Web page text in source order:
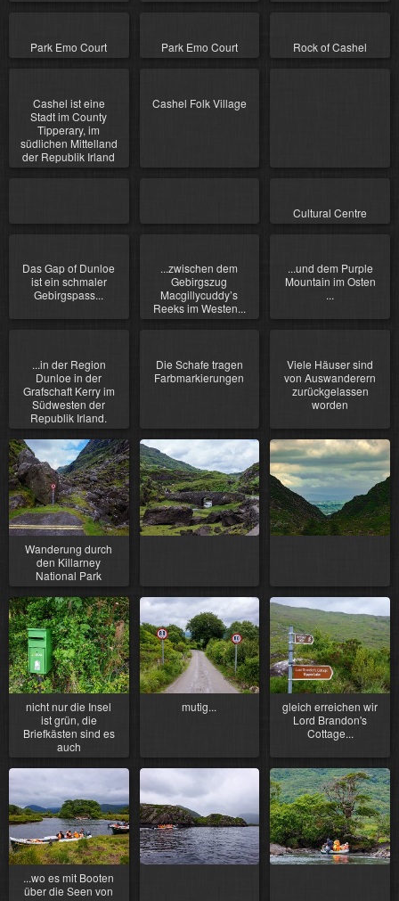
Park Emo Court Park Emo Court Rock of Cashel
Cashel ist eine
Stadt im County
Tipperary, im
südlichen Mittelland
der Republik Irland
Cashel Folk Village
Cultural Centre
Das Gap of Dunloe
ist ein schmaler
Gebirgspass...
...zwischen dem
Gebirgszug
Macgillycuddy’s
Reeks im Westen...
...und dem Purple
Mountain im Osten
...
...in der Region
Dunloe in der
Grafschaft Kerry im
Südwesten der
Republik Irland.
Die Schafe tragen
Farbmarkierungen
Viele Häuser sind
von Auswanderern
zurückgelassen
worden
Wanderung durch
den Killarney
National Park
nicht nur die Insel
ist grün, die
Briefkästen sind es
auch
mutig...
gleich erreichen wir
Lord Brandon's
Cottage...
...wo es mit Booten
über die Seen von